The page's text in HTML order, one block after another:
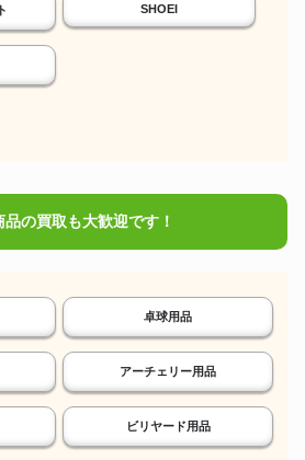
SHOEI
品の買取も大歓迎です！
卓球用品
アーチェリー用品
ビリヤード用品